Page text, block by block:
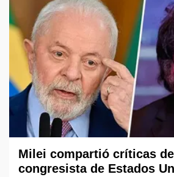
Milei compartió críticas
congresista de Estados